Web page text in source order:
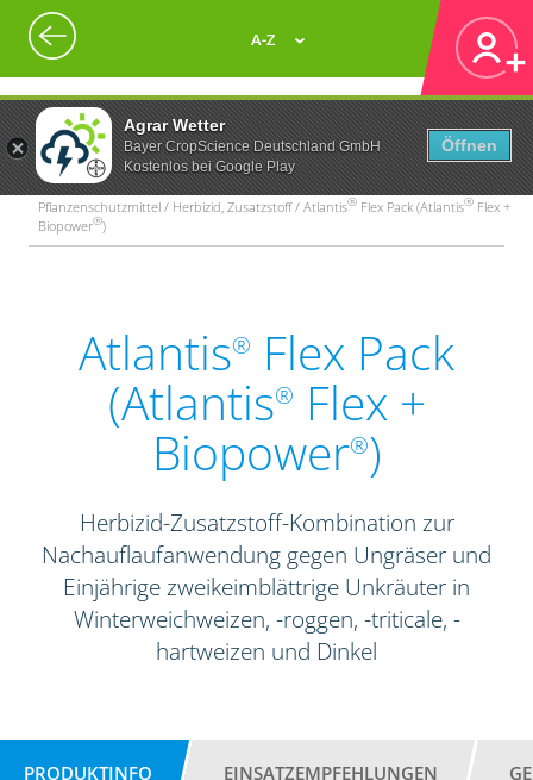
Agrar Wetter
Bayer CropScience Deutschland GmbH
Kostenlos bei Google Play
Öffnen
A-Z
Pflanzenschutzmittel / Herbizid, Zusatzstoff / Atlantis® Flex Pack (Atlantis® Flex +
Biopower®)
Atlantis® Flex Pack
(Atlantis® Flex +
Biopower®)
Herbizid-Zusatzstoff-Kombination zur
Nachauflaufanwendung gegen Ungräser und
Einjährige zweikeimblättrige Unkräuter in
Winterweichweizen, -roggen, -triticale, -
hartweizen und Dinkel
PRODUKTINFO EINSATZEMPFEHLUNGEN